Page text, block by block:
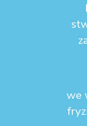
we